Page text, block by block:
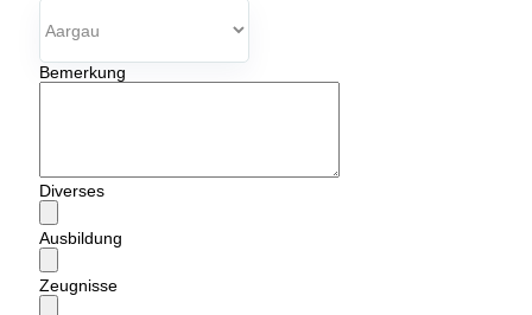
Bemerkung
Diverses
Ausbildung
Zeugnisse